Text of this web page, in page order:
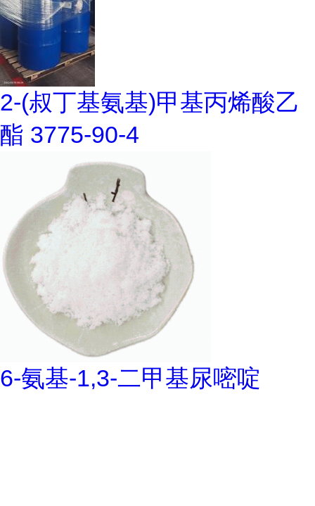
2-(叔丁基氨基)甲基丙烯酸乙
酯 3775-90-4
6-氨基-1,3-二甲基尿嘧啶